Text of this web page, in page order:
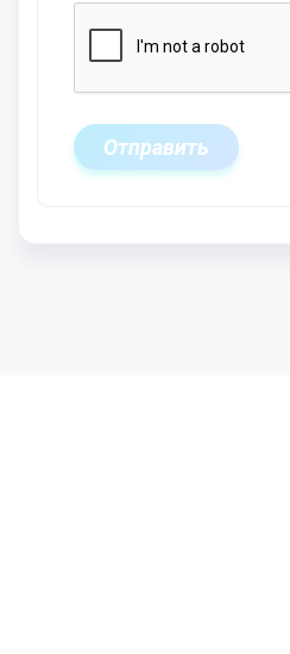
Отправить